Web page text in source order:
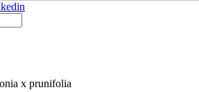
x prunifolia